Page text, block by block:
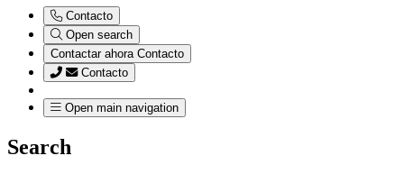
Contacto
Open search
Contactar ahora Contacto
Contacto
Open main navigation
Search